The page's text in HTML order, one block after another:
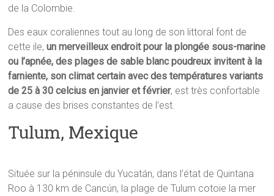
de la Colombie.
Des eaux coraliennes tout au long de son littoral font de
cette ile,un merveilleux endroit pour la plongée sous-marine
ou l’apnée, des plages de sable blanc poudreux invitent à la
farniente, son climat certain avec des températures variants
de 25 à 30 celcius en janvier et février, est très confortable
a cause des brises constantes de l’est.
Tulum, Mexique
Située sur la péninsule du Yucatán, dans l’état de Quintana
Roo à 130 km de Cancún, la plage de Tulum cotoie la mer